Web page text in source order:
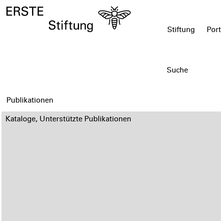
Stiftung
Publikationen
Kataloge, Unterstützte Publikationen